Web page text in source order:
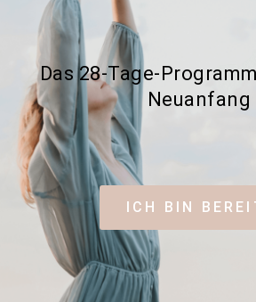
Das 28-Tage-
Neuanfang
ICH BIN